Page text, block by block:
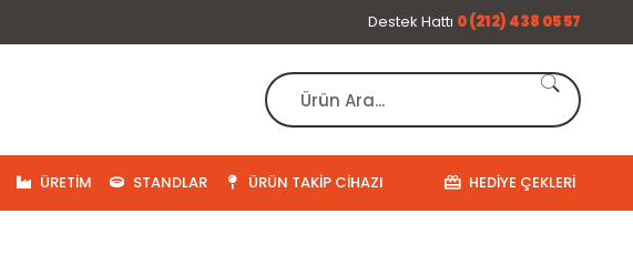
Destek Hattı 0 (212) 438 05 57
ÜRETIM HEDIYE ÇEKLERI
STANDLAR ÜRÜN TAKIP CIHAZI